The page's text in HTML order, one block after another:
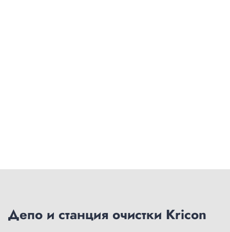
Депо и станция очистки Kricon